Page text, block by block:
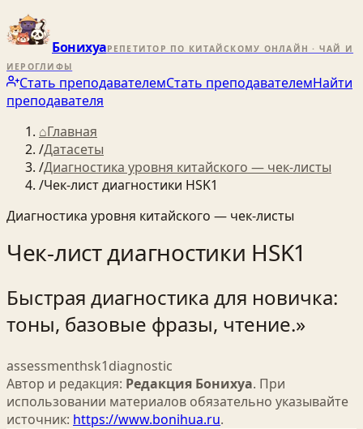
БонихуаРЕПЕТИТОР ПО КИТАЙСКОМУ ОНЛАЙН · ЧАЙ И
ИЕРОГЛИФЫ
Стать преподавателемСтать преподавателемНайти
преподавателя
⌂Главная
/Датасеты
/Диагностика уровня китайского — чек‑листы
/Чек‑лист диагностики HSK1
Диагностика уровня китайского — чек‑листы
Чек‑лист диагностики HSK1
Быстрая диагностика для новичка:
тоны, базовые фразы, чтение.»
assessmenthsk1diagnostic
Автор и редакция: Редакция Бонихуа. При
использовании материалов обязательно указывайте
источник: https://www.bonihua.ru.